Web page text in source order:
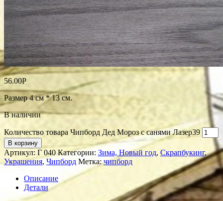
56.00Р
Размер 4 см * 13 см.
В наличии
Количество товара Чипборд Дед Мороз с санями Лазер39
В корзину
Артикул: Г 040 Категории: Зима, Новый год, Скрапбукинг,
Украшения,Чипборд Метка:чипборд
Описание
Детали